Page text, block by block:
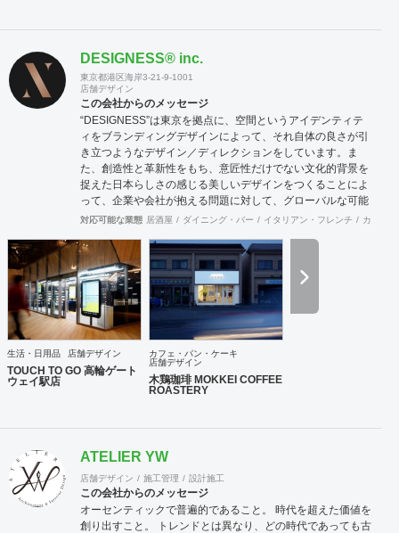
DESIGNESS®︎ inc.
東京都港区海岸3-21-9-1001
店舗デザイン
この会社からのメッセージ
“DESIGNESS”は東京を拠点に、空間というアイデンティテ
ィをブランディングデザインによって、それ自体の良さが引
き立つようなデザイン／ディレクションをしています。ま
た、創造性と革新性をもち、意匠性だけでない文化的背景を
捉えた日本らしさの感じる美しいデザインをつくることによ
って、企業や会社が抱える問題に対して、グローバルな可能
性を秘めた解決策を導き出します。そして、常に世界を意識
空間デザイン：店舗、施設、住宅、展示など 空間体験を通じ
て、人と場所との心地の良い関係性をつくります。 プロダク
トデザイン：家具、道具、生活雑貨、乗り物など 立体化され
たデザインを体感することで、愛着という無形の財産を築き
ます。 グラフィックデザイン：VI、ロゴ、パッケージ、ブッ
ク、広告、サイン計画など 視覚体験を可能にすることによっ
ザイン：Web、映像、インタラクティブサイン、デジタルサ
イネージなど コミュニケーションのデジタル化することで、
生活の多様性を図ります。 アートディレクション：広告、装
社会の様々な局面から、全体のルールや方向を指向し、求心
JR東日本スタートアップ株式会社、株式会社TOUCH TO
GO、無人決済店舗TOUCH TO GO、ANA FESTA株式会社、
ファミリーマート・ファミマ!!・トモニーなどの無人決済デ
ザイン店舗、KINOKUNIYA Sutto、桂由美ブライダルハウス
など大手企業や個人問わず実績多数。
対応可能な業態 居酒屋 ダイニング・バー イタリアン・フレンチ カフェ
生活・日用品 店舗デザイン
TOUCH TO GO 高輪ゲート
ウェイ駅店
カフェ・パン・ケーキ
店舗デザイン
木鶏珈琲 MOKKEI COFFEE
ROASTERY
ATELIER YW
店舗デザイン 施工管理 設計施工
この会社からのメッセージ
オーセンティックで普遍的であること。 時代を超えた価値を
創り出すこと。 トレンドとは異なり、どの時代であっても古